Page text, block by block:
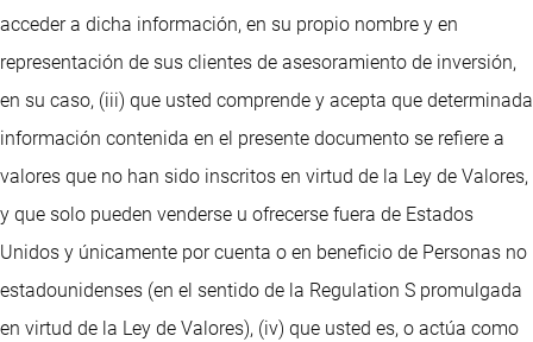
acceder a dicha información, en su propio nombre y en
representación de sus clientes de asesoramiento de inversión,
en su caso, (iii) que usted comprende y acepta que determinada
información contenida en el presente documento se refiere a
valores que no han sido inscritos en virtud de la Ley de Valores,
y que solo pueden venderse u ofrecerse fuera de Estados
Unidos y únicamente por cuenta o en beneficio de Personas no
estadounidenses (en el sentido de la Regulation S promulgada
en virtud de la Ley de Valores), (iv) que usted es, o actúa como